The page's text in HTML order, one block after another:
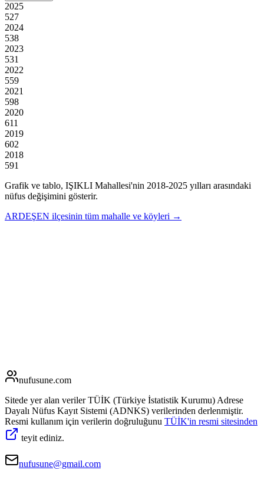
2025
527
2024
538
2023
531
2022
559
2021
598
2020
611
2019
602
2018
591
Grafik ve tablo, IŞIKLI Mahallesi'nin 2018-2025 yılları arasındaki
nüfus değişimini gösterir.
ARDEŞEN ilçesinin tüm mahalle ve köyleri →
nufusune.com
Sitede yer alan veriler TÜİK (Türkiye İstatistik Kurumu) Adrese
Dayalı Nüfus Kayıt Sistemi (ADNKS) verilerinden derlenmiştir.
Resmi kullanım için verilerin doğruluğunu TÜİK'in resmi sitesinden
teyit ediniz.
nufusune@gmail.com